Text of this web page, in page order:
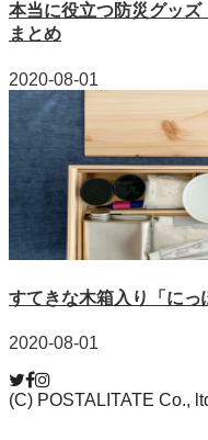
本当に役立つ防災グッ
まとめ
2020-08-01
すてきな木箱入り「にっ
2020-08-01
(C) POSTALITATE Co.,